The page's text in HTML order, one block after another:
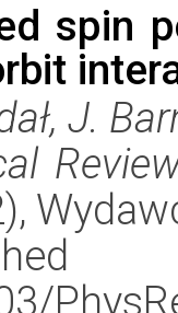
spin
J.